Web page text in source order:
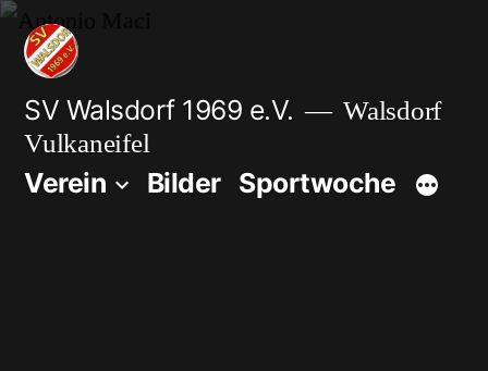
Zum
Inhalt
springen
SV Walsdorf 1969 e.V.
Walsdorf
Vulkaneifel
Verein Bilder Sportwoche